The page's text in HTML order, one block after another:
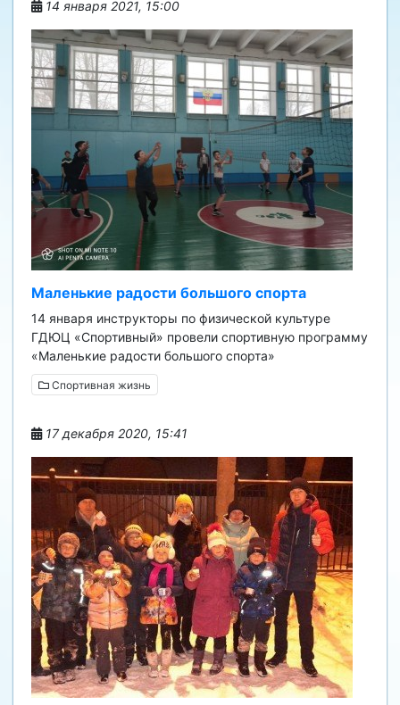
14 января 2021, 15:00
Маленькие радости большого спорта
14 января инструкторы по физической культуре
ГДЮЦ «Спортивный» провели спортивную программу
«Маленькие радости большого спорта»
Спортивная жизнь
17 декабря 2020, 15:41